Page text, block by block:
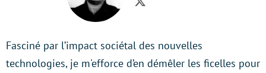
Twitter
Fasciné par l’impact sociétal des nouvelles
technologies, je m'efforce d’en démêler les ficelles pour